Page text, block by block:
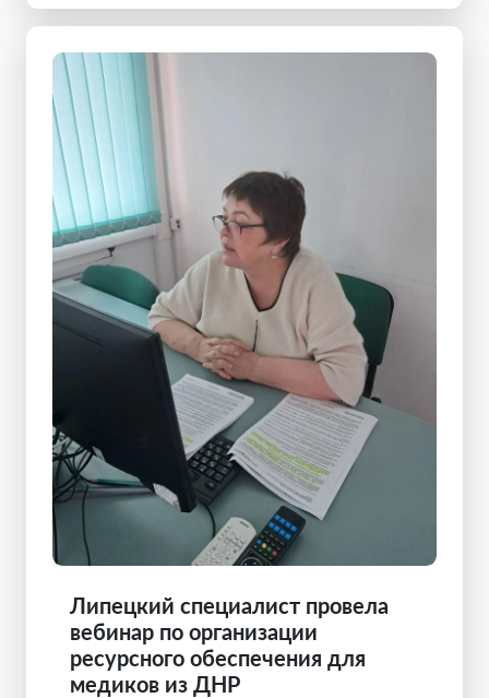
Липецкий специалист провела
вебинар по организации
ресурсного обеспечения для
медиков из ДНР